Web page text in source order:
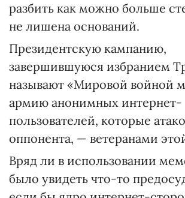
разбить как можно больше
не лишена оснований.
Президентскую кампанию,
завершившуюся избранием
называют «Мировой войной
армию анонимных интернет-
пользователей, которые
оппонента, — ветеранами
Вряд ли в использовании
было увидеть что-то